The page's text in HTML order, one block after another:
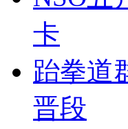
卡
跆拳道
晋段